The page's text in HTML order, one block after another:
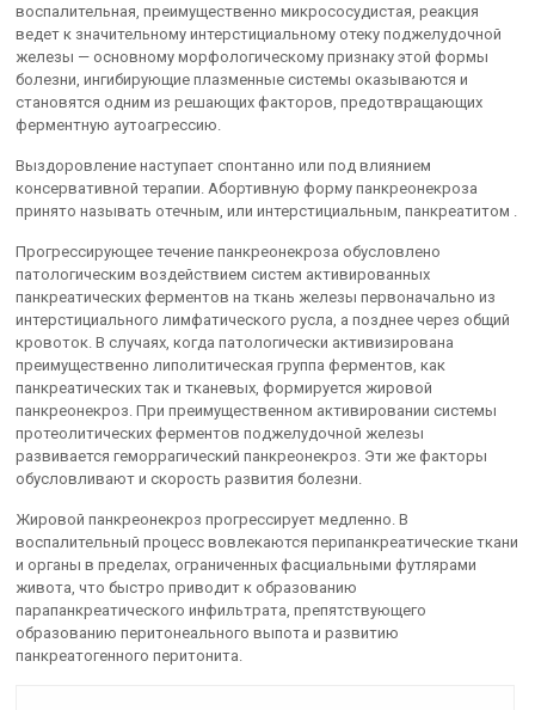
воспалительная, преимущественно микрососудистая, реакция
ведет к значительному интерстициальному отеку поджелудочной
железы — основному морфологическому признаку этой формы
болезни, ингибирующие плазменные системы оказываются и
становятся одним из решающих факторов, предотвращающих
ферментную аутоагрессию.
Выздоровление наступает спонтанно или под влиянием
консервативной терапии. Абортивную форму панкреонекроза
принято называть отечным, или интерстициальным, панкреатитом .
Прогрессирующее течение панкреонекроза обусловлено
патологическим воздействием систем активированных
панкреатических ферментов на ткань железы первоначально из
интерстициального лимфатического русла, а позднее через общий
кровоток. В случаях, когда патологически активизирована
преимущественно липолитическая группа ферментов, как
панкреатических так и тканевых, формируется жировой
панкреонекроз. При преимущественном активировании системы
протеолитических ферментов поджелудочной железы
развивается геморрагический панкреонекроз. Эти же факторы
обусловливают и скорость развития болезни.
Жировой панкреонекроз прогрессирует медленно. В
воспалительный процесс вовлекаются перипанкреатические ткани
и органы в пределах, ограниченных фасциальными футлярами
живота, что быстро приводит к образованию
парапанкреатического инфильтрата, препятствующего
образованию перитонеального выпота и развитию
панкреатогенного перитонита.